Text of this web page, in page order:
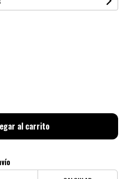
al carrito